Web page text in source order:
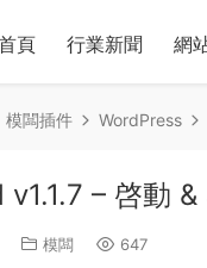
頁 行業新聞 網
模闆插件 WordPress
– 啓動
模闆 647